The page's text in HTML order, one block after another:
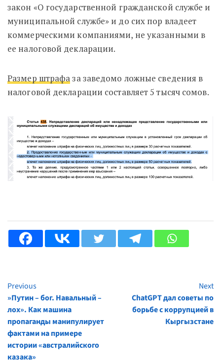
закон «О государственной гражданской службе и
муниципальной службе» и до сих пор владеет
коммерческими компаниями, не указанными в
ее налоговой декларации.
Размер штрафаза заведомо ложные сведения в
налоговой декларации составляет 5 тысяч сомов.
Continue
Reading
Previous
»Путин – бог. Навальный –
лох». Как машина
пропаганды манипулирует
фактами на примере
истории «австралийского
казака»
Next
ChatGPT дал советы по
борьбе с коррупцией в
Кыргызстане